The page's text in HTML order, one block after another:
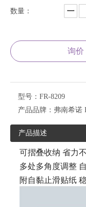
数量：
询价
型号： FR-8209
产品品牌： 弗南希诺
产品描述
可摺叠收纳 省力
多处多角度调整
附自黏止滑贴纸